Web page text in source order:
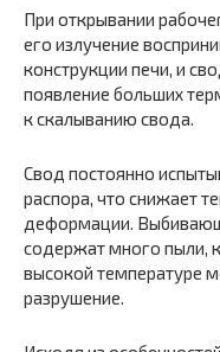
При открывании
его излучение
конструкции печи, и
появление больших
к скалыванию свода.
Свод постоянно
распора, что снижает
деформации.
содержат много пыли,
высокой температуре
разрушение.